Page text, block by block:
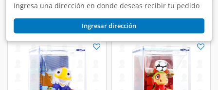
Ingresa una dirección en donde deseas recibir tu pedido
Ingresar dirección
Figuras de Acrílico(3 productos)